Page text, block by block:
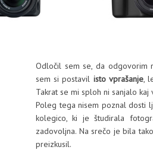
Odločil sem se, da odgovorim
sem si postavil isto vprašanje,
Takrat se mi sploh ni sanjalo
Poleg tega nisem poznal dosti
kolegico, ki je študirala
zadovoljna. Na srečo je bila
preizkusil.